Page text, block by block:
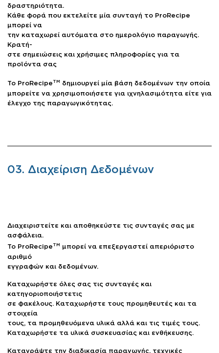
δραστηριότητα.
Κάθε φορά που εκτελείτε μία συνταγή το ProRecipe
μπορεί να
την καταχωρεί αυτόματα στο ημερολόγιο παραγωγής.
Κρατή-
στε σημειώσεις και χρήσιμες πληροφορίες για τα
προϊόντα σας
Το ProRecipe TM δημιουργεί μία βάση δεδομένων την οποία
μπορείτε να χρησιμοποιήσετε για ιχνηλασιμότητα είτε για
έλεγχο της παραγωγικότητας.
03. Διαχείριση Δεδομένων
Διαχειριστείτε και αποθηκεύστε τις συνταγές σας με
ασφάλεια.
Το ProRecipe TM μπορεί να επεξεργαστεί απεριόριστο
αριθμό
εγγραφών και δεδομένων.
Καταχωρήστε όλες σας τις συνταγές και
κατηγοριοποιήστετις
σε φακέλους. Καταχωρήστε τους προμηθευτές και τα
στοιχεία
τους, τα προμηθευόμενα υλικά αλλά και τις τιμές τους.
Καταχωρήστε τα υλικά συσκευασίας και ενθήκευσης.
Καταγράψτε την διαδικασία παραγωγής, τεχνικές